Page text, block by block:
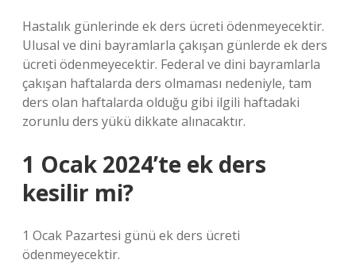
Hastalık günlerinde ek ders ücreti ödenmeyecektir.
Ulusal ve dini bayramlarla çakışan günlerde ek ders
ücreti ödenmeyecektir. Federal ve dini bayramlarla
çakışan haftalarda ders olmaması nedeniyle, tam
ders olan haftalarda olduğu gibi ilgili haftadaki
zorunlu ders yükü dikkate alınacaktır.
1 Ocak 2024’te ek ders
kesilir mi?
1 Ocak Pazartesi günü ek ders ücreti
ödenmeyecektir.